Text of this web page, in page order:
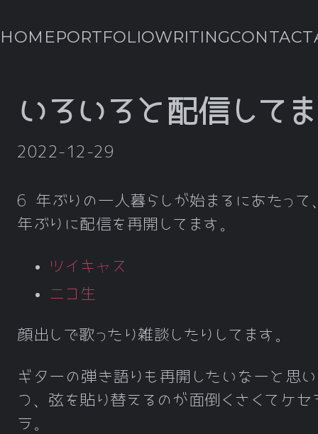
HOMEPORTFOLIOWRITINGCONTACT
いろいろと配信して
2022-12-29
6 年ぶりの一人暮らしが始まるにあたって
年ぶりに配信を再開してます。
ツイキャス
ニコ生
顔出しで歌ったり雑談したりしてます。
ギターの弾き語りも再開したいなーと思
つ、弦を貼り替えるのが面倒くさくてケセ
ラ。